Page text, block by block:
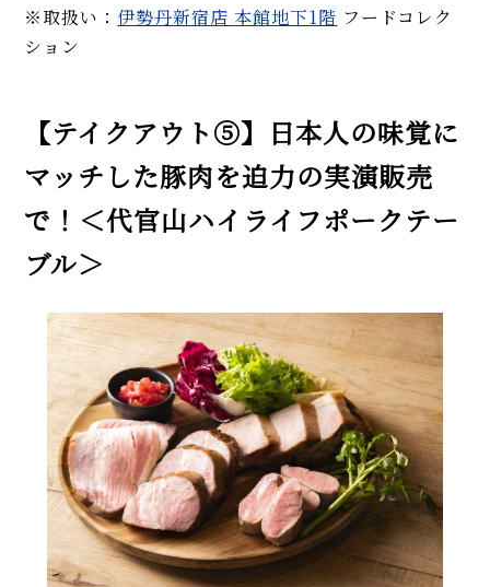
※取扱い： 伊勢丹新宿店 本館地下1階 フードコレク
ション
【テイクアウト⑤】日本人の味覚に
マッチした豚肉を迫力の実演販売
で！＜代官山ハイライフポークテー
ブル＞